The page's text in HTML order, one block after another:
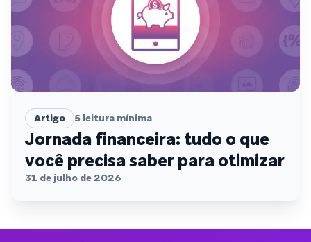
Artigo 5 leitura mínima
Jornada financeira: tudo o que
você precisa saber para otimizar
31 de julho de 2026